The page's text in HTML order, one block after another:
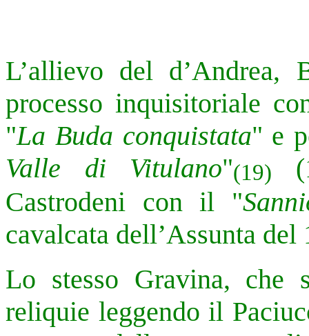
L’allievo del d’Andrea,
processo inquisitoriale
"La Buda conquistata" e
Valle di Vitulano"(19)
Castrodeni con il "
cavalcata dell’Assunta del
Lo stesso Gravina, che
reliquie leggendo il